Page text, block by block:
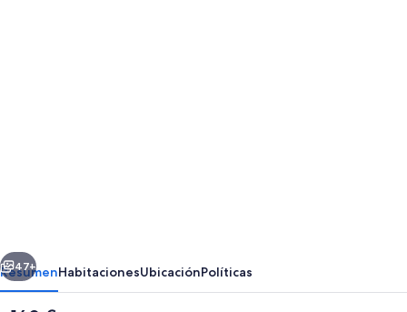
Resort
Siguiente
47+
ResumenHabitacionesUbicaciónPolíticas